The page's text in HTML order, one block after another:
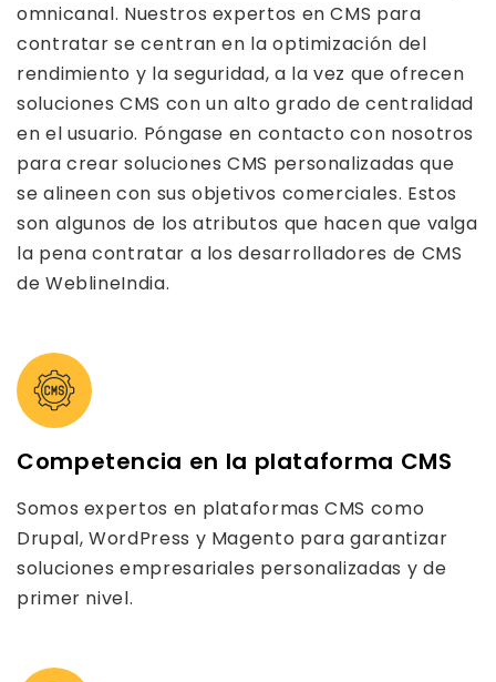
omnicanal. Nuestros expertos en CMS para
contratar se centran en la optimización del
rendimiento y la seguridad, a la vez que ofrecen
soluciones CMS con un alto grado de centralidad
en el usuario. Póngase en contacto con nosotros
para crear soluciones CMS personalizadas que
se alineen con sus objetivos comerciales. Estos
son algunos de los atributos que hacen que valga
la pena contratar a los desarrolladores de CMS
de WeblineIndia.
Competencia en la plataforma CMS
Somos expertos en plataformas CMS como
Drupal, WordPress y Magento para garantizar
soluciones empresariales personalizadas y de
primer nivel.